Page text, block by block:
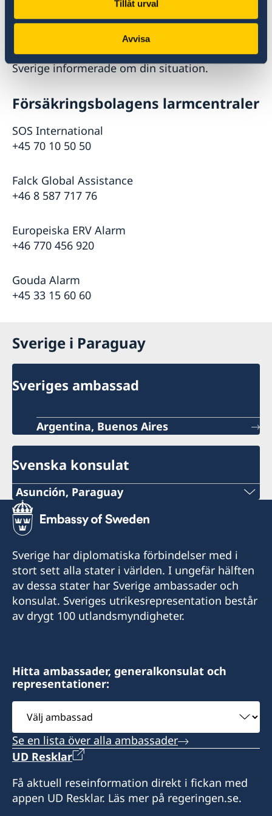
Tillåt urval
Avvisa
Om du inte har en giltig reseförsäkring kan
ambassaden och konsulatet följa upp ditt
ärende med sjukhuset och lokala myndigheter.
Om du vill kan UD även hålla dina anhöriga i
Sverige informerade om din situation.
Försäkringsbolagens larmcentraler
SOS International
+45 70 10 50 50
Falck Global Assistance
+46 8 587 717 76
Europeiska ERV Alarm
+46 770 456 920
Gouda Alarm
+45 33 15 60 60
Sverige i Paraguay
Sveriges ambassad
Argentina, Buenos Aires
Svenska konsulat
Asunción, Paraguay
Tel:
+595 21 2190 463
Mobil:
+595 972 256252
E-mail:
Rieder & Cía
Avenida Perú N° 1098 y Artigas
Barrio Las Mercedes, Asunción
Paraguay
Öppettider: måndag till fredag kl. 7.30-12.00
Konsulatet är stängt på Paraguays nationella
Sverige har diplomatiska förbindelser med i
stort sett alla stater i världen. I ungefär hälften
av dessa stater har Sverige ambassader och
konsulat. Sveriges utrikesrepresentation består
av drygt 100 utlandsmyndigheter.
Hitta ambassader, generalkonsulat och
representationer:
Välj
ambassad
Se en lista över alla ambassader
UD Resklar
Få aktuell reseinformation direkt i fickan med
appen UD Resklar. Läs mer på regeringen.se.